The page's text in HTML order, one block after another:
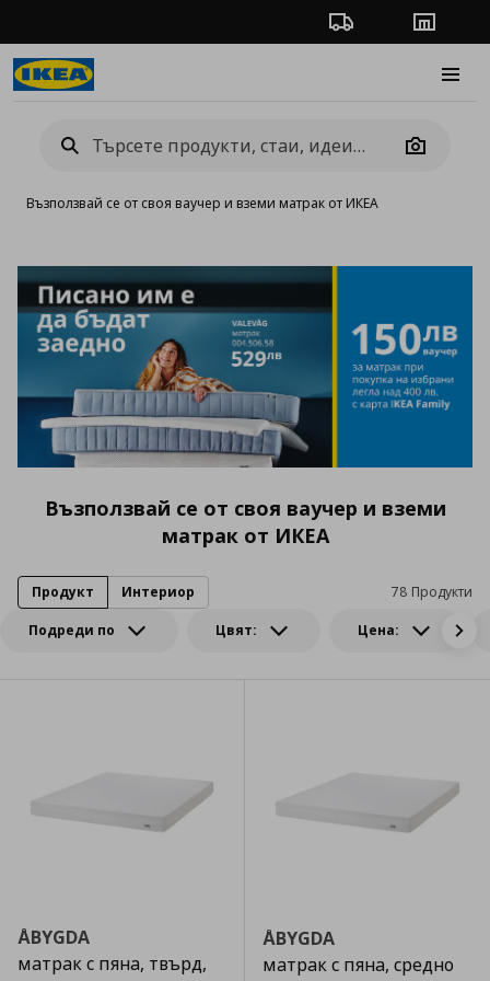
Проследяване на
Camera
Възползвай се от своя ваучер и вземи матрак от ИКЕА
Възползвай се от своя ваучер и вземи
матрак от ИКЕА
Подреди по Цвят: Цена:
78 Продукти
Продукт Интериор
ÅBYGDA
матрак с пяна, твърд,
ÅBYGDA
матрак с пяна, средно